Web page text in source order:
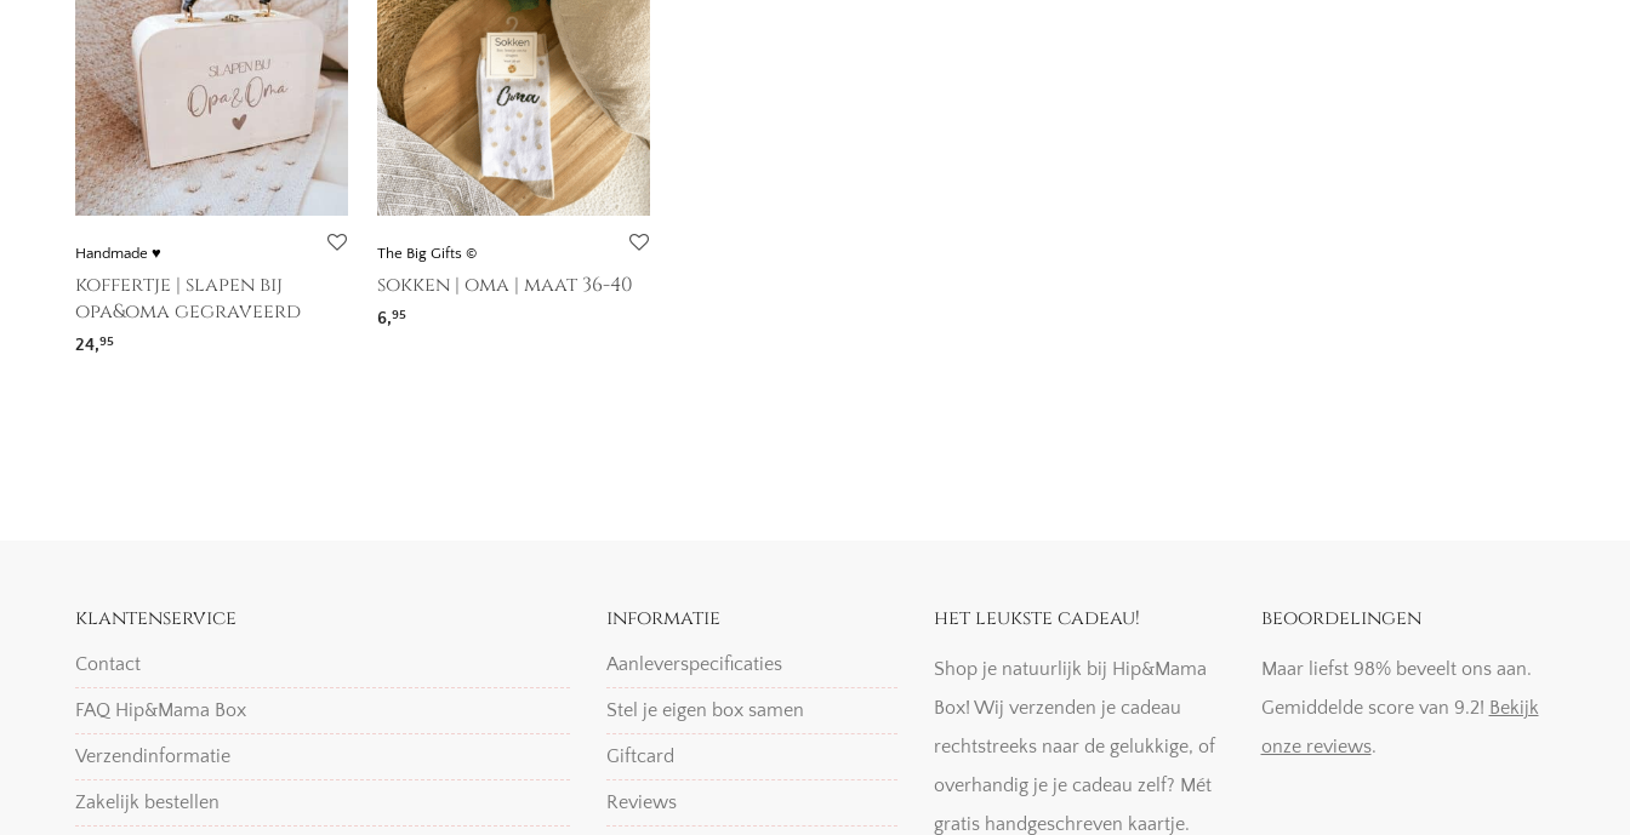
Handmade ♥
koffertje | slapen bij
opa&oma gegraveerd
24,95
The Big Gifts ©
sokken | oma | maat 36-40
6,95
klantenservice
Contact
FAQ Hip&Mama Box
Verzendinformatie
Zakelijk bestellen
informatie
Aanleverspecificaties
Stel je eigen box samen
Giftcard
Reviews
het leukste cadeau!
Shop je natuurlijk bij Hip&Mama
Box! Wij verzenden je cadeau
rechtstreeks naar de gelukkige, of
overhandig je je cadeau zelf? Mét
gratis handgeschreven kaartje.
beoordelingen
Maar liefst 98% beveelt ons aan.
Gemiddelde score van 9.2! Bekijk
onze reviews.